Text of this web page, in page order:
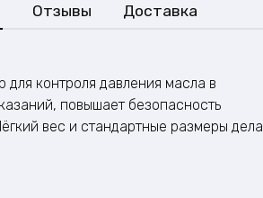
Отзывы Доставка
контроля давления масла в
повышает безопасность
вес и стандартные размеры